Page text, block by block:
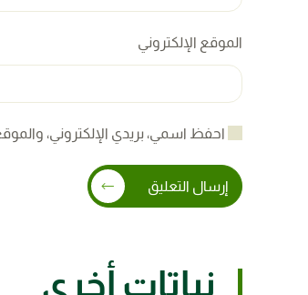
الموقع الإلكتروني
احفظ اسمي، بريدي الإلكتروني،
إرسال التعليق
نباتات أخرى